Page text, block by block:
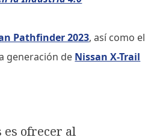
Pathfinder 2023, así como el
generación de Nissan X-Trail
es ofrecer al